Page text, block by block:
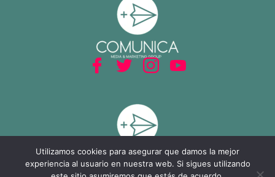
partidos decisivos, ilusionando a su afición con un equipo
que combina orden, intensidad y contundencia.
Utilizamos cookies para asegurar que damos la mejor
experiencia al usuario en nuestra web. Si sigues utilizando